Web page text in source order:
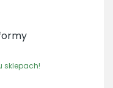
sklepach!